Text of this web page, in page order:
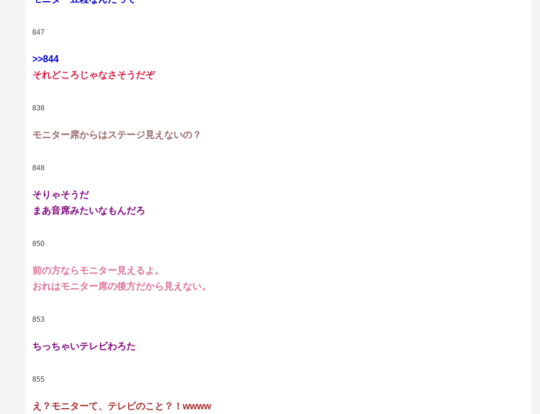
847
>>844
それどころじゃなさそうだぞ
838
モニター席からはステージ見えないの？
848
そりゃそうだ
まあ音席みたいなもんだろ
850
前の方ならモニター見えるよ。
おれはモニター席の後方だから見えない。
853
ちっちゃいテレビわろた
855
え？モニターて、テレビのこと？！wwww